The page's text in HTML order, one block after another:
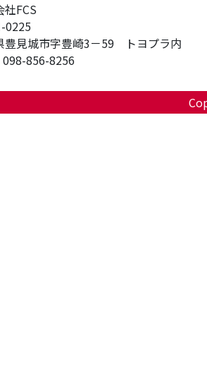
社FCS
0225
豊見城市字豊崎3－59 トヨプラ内
098-856-8256